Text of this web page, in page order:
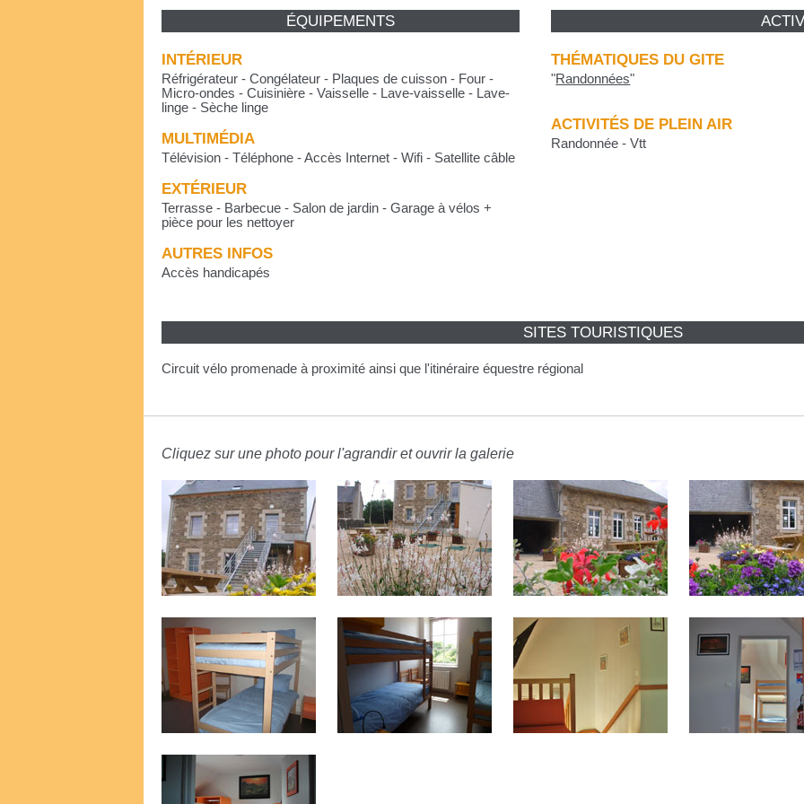
ÉQUIPEMENTS
INTÉRIEUR
Réfrigérateur - Congélateur - Plaques de cuisson - Four -
Micro-ondes - Cuisinière - Vaisselle - Lave-vaisselle - Lave-
linge - Sèche linge
MULTIMÉDIA
Télévision - Téléphone - Accès Internet - Wifi - Satellite câble
EXTÉRIEUR
Terrasse - Barbecue - Salon de jardin - Garage à vélos +
pièce pour les nettoyer
AUTRES INFOS
Accès handicapés
THÉMATIQUES DU GITE
"Randonnées"
ACTIVITÉS DE PLEIN AIR
Randonnée - Vtt
SITES TOURISTIQUES
Circuit vélo promenade à proximité ainsi que l'itinéraire équestre régional
Cliquez sur une photo pour l'agrandir et ouvrir la galerie